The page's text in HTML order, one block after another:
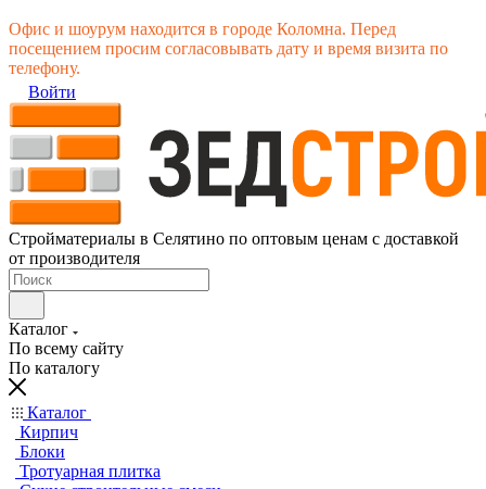
Офис и шоурум находится в городе Коломна. Перед
посещением просим согласовывать дату и время визита по
телефону.
Войти
Стройматериалы в Селятино по оптовым ценам с доставкой
от производителя
Каталог
По всему сайту
По каталогу
Каталог
Кирпич
Блоки
Тротуарная плитка